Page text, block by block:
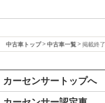
中古車トップ 中古車一覧 掲載終了
カーセンサートップへ